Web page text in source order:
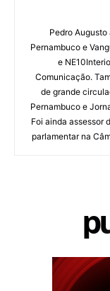
Pedro
Pernambuco e
e
Comunicação.
de grande
Pernambuco e
Foi ainda assessor
parlamentar na